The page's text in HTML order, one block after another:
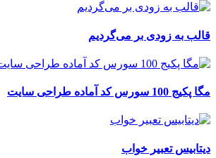
قالب به زودی بر می‌گردیم
مگا پکیج 100 سورس کد آماده طراحی سایت
دیتابیس تعبیر خواب